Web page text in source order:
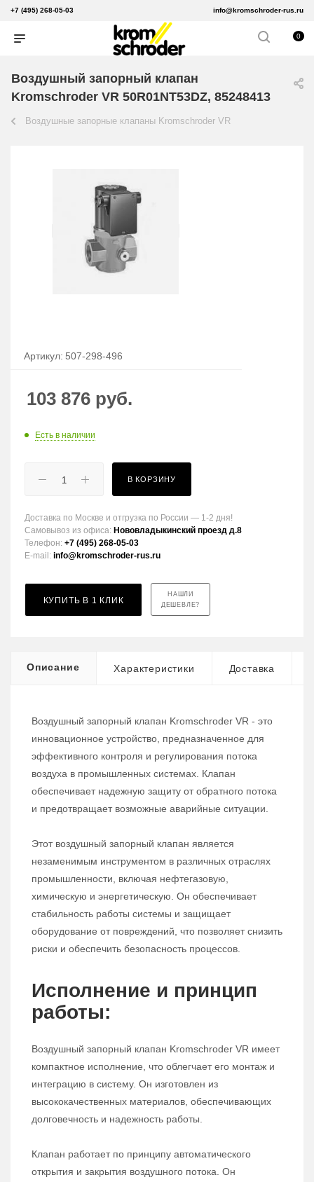
+7 (495) 268-05-03 info@kromschroder-rus.ru
0
Воздушный запорный клапан
Kromschroder VR 50R01NT53DZ, 85248413
Воздушные запорные клапаны Kromschroder VR
Артикул: 507-298-496
103 876 руб.
Есть в наличии
В КОРЗИНУ
Доставка по Москве и отгрузка по России — 1-2 дня!
Самовывоз из офиса: Нововладыкинский проезд д.8
Телефон: +7 (495) 268-05-03
E-mail: info@kromschroder-rus.ru
КУПИТЬ В 1 КЛИК
НАШЛИ
ДЕШЕВЛЕ?
Описание Характеристики Доставка
Воздушный запорный клапан Kromschroder VR - это
инновационное устройство, предназначенное для
эффективного контроля и регулирования потока
воздуха в промышленных системах. Клапан
обеспечивает надежную защиту от обратного потока
и предотвращает возможные аварийные ситуации.
Этот воздушный запорный клапан является
незаменимым инструментом в различных отраслях
промышленности, включая нефтегазовую,
химическую и энергетическую. Он обеспечивает
стабильность работы системы и защищает
оборудование от повреждений, что позволяет снизить
риски и обеспечить безопасность процессов.
Исполнение и принцип
работы:
Воздушный запорный клапан Kromschroder VR имеет
компактное исполнение, что облегчает его монтаж и
интеграцию в систему. Он изготовлен из
высококачественных материалов, обеспечивающих
долговечность и надежность работы.
Клапан работает по принципу автоматического
открытия и закрытия воздушного потока. Он